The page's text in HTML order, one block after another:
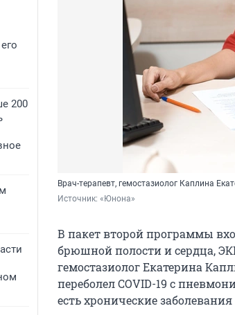
200
Врач-терапевт, гемостазиолог Каплина
Источник: «Юнона»
В пакет второй программы
брюшной полости и сердца,
гемостазиолог Екатерина
переболел COVID-19 с
есть хронические